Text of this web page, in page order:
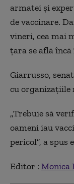
armatei și
de vaccinare.
vineri, cea mai
țara se află
Giarrusso,
cu organizațiile
„Trebuie să
oameni iau
pericol”, a spus
Editor : Monica